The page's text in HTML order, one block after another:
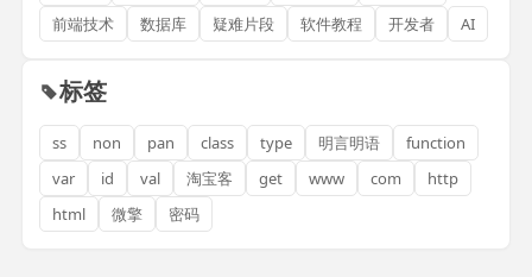
前端技术
数据库 疑难片段 软件教程 开发者 AI
标签
ss non pan class type 明言明语
function
var
id val 淘宝客 get www com
http
html
微擎 密码